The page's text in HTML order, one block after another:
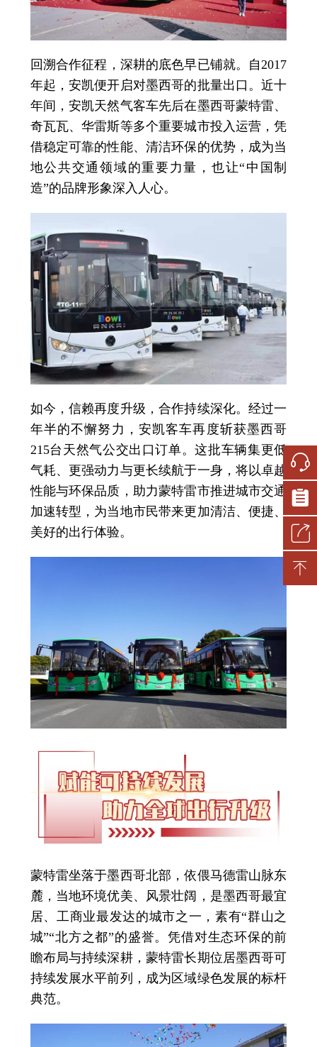
回溯合作征程，深耕的底色早已铺就。自2017
年起，安凯便开启对墨西哥的批量出口。近十
年间，安凯天然气客车先后在墨西哥蒙特雷、
奇瓦瓦、华雷斯等多个重要城市投入运营，凭
借稳定可靠的性能、清洁环保的优势，成为当
地公共交通领域的重要力量，也让“中国制
造”的品牌形象深入人心。
如今，信赖再度升级，合作持续深化。经过一
年半的不懈努力，安凯客车再度斩获墨西哥
215台天然气公交出口订单。这批车辆集更低
气耗、更强动力与更长续航于一身，将以卓越
性能与环保品质，助力蒙特雷市推进城市交通
加速转型，为当地市民带来更加清洁、便捷、
美好的出行体验。
蒙特雷坐落于墨西哥北部，依偎马德雷山脉东
麓，当地环境优美、风景壮阔，是墨西哥最宜
居、工商业最发达的城市之一，素有“群山之
城”“北方之都”的盛誉。凭借对生态环保的前
瞻布局与持续深耕，蒙特雷长期位居墨西哥可
持续发展水平前列，成为区域绿色发展的标杆
典范。